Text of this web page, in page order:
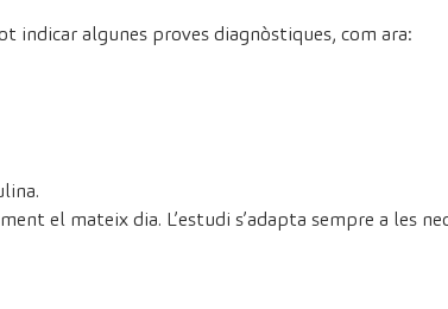
indicar algunes proves diagnòstiques, com ara:
el mateix dia. L’estudi s’adapta sempre a les